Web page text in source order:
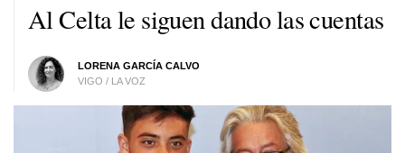
Al Celta le siguen dando las cuentas
LORENA GARCÍA CALVO
VIGO / LA VOZ